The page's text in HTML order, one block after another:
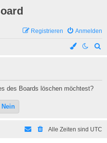
Anmelden
Registrieren
des Boards löschen möchtest?
Alle Zeiten sind UTC